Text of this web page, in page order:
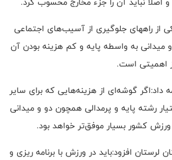
از راههای جلوگیری از آسیب‌های اجتماعی
به واسطه پایه و کم هزینه بودن آن
اهمیتی است.
داد:اگر گوشه‌ای از هزینه‌هایی که برای سایر
رشته پایه و پرمدالی همچون دو و میدانی
کشور بسیار موفق‌تر خواهد بود.
لرستان افزود:باید در ورزش با برنامه ریزی و